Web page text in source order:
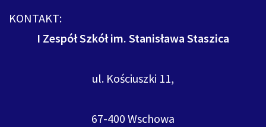
KONTAKT:
I Zespół Szkół im. Stanisława Staszica
ul. Kościuszki 11,
67-400 Wschowa